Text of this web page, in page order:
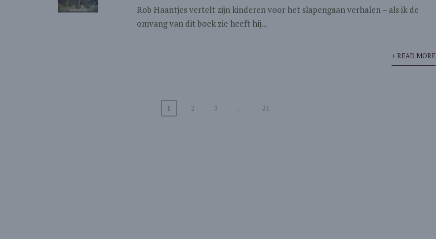
Rob Haantjes vertelt zijn kinderen voor het slapengaan verhalen – als ik de
omvang van dit boek zie heeft hij...
+ READ MORE
1 2 3 … 21